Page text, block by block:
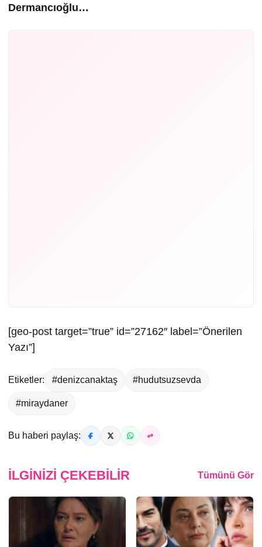
Dermancıoğlu…
[geo-post target=”true” id=”27162″ label=”Önerilen
Yazı”]
Etiketler: #denizcanaktaş #hudutsuzsevda
#miraydaner
Bu haberi paylaş:
İLGINIZI ÇEKEBILIR Tümünü Gör